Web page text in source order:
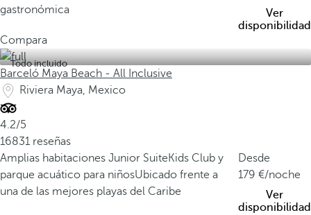
gastronómica
Ver
disponibilidad
Compara
Todo incluido
Barceló Maya Beach - All Inclusive
Riviera Maya, Mexico
4.2/5
16831 reseñas
Amplias habitaciones Junior SuiteKids Club y
parque acuático para niñosUbicado frente a
una de las mejores playas del Caribe
Desde
179
/noche
Ver
disponibilidad